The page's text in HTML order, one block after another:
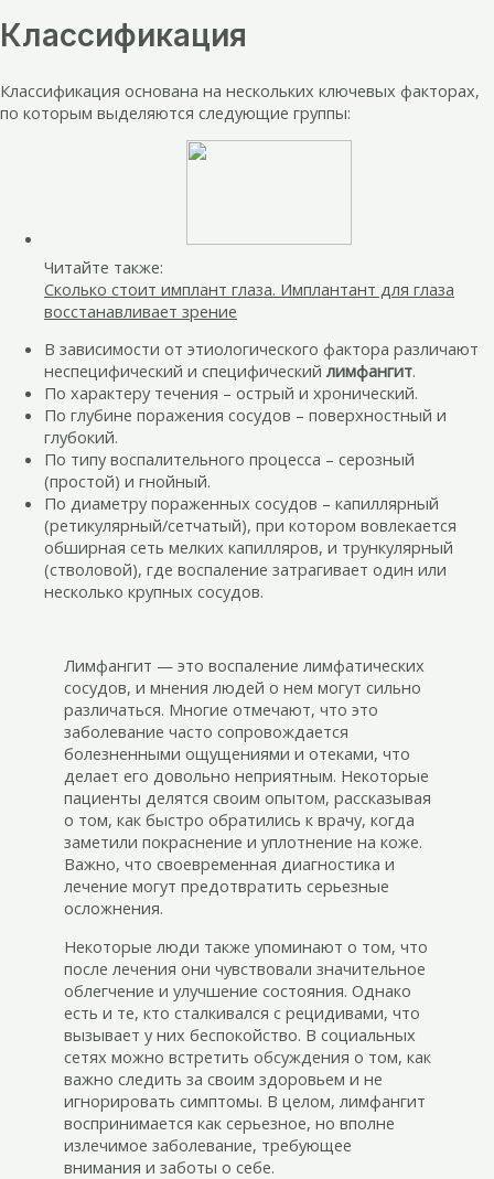
Классификация
Классификация основана на нескольких ключевых факторах,
по которым выделяются следующие группы:
Читайте также:
Сколько стоит имплант глаза. Имплантант для глаза
восстанавливает зрение
В зависимости от этиологического фактора различают
неспецифический и специфический лимфангит.
По характеру течения – острый и хронический.
По глубине поражения сосудов – поверхностный и
глубокий.
По типу воспалительного процесса – серозный
(простой) и гнойный.
По диаметру пораженных сосудов – капиллярный
(ретикулярный/сетчатый), при котором вовлекается
обширная сеть мелких капилляров, и трункулярный
(стволовой), где воспаление затрагивает один или
несколько крупных сосудов.
Лимфангит — это воспаление лимфатических
сосудов, и мнения людей о нем могут сильно
различаться. Многие отмечают, что это
заболевание часто сопровождается
болезненными ощущениями и отеками, что
делает его довольно неприятным. Некоторые
пациенты делятся своим опытом, рассказывая
о том, как быстро обратились к врачу, когда
заметили покраснение и уплотнение на коже.
Важно, что своевременная диагностика и
лечение могут предотвратить серьезные
осложнения.
Некоторые люди также упоминают о том, что
после лечения они чувствовали значительное
облегчение и улучшение состояния. Однако
есть и те, кто сталкивался с рецидивами, что
вызывает у них беспокойство. В социальных
сетях можно встретить обсуждения о том, как
важно следить за своим здоровьем и не
игнорировать симптомы. В целом, лимфангит
воспринимается как серьезное, но вполне
излечимое заболевание, требующее
внимания и заботы о себе.